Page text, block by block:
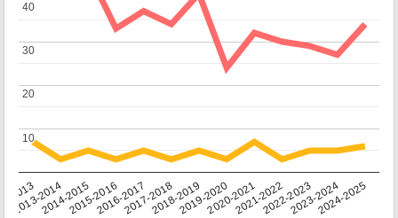
2013
2013-2014
2014-20152015-20162016-20172017-20182018-20192019-20202020-20212021-20222022-20232023-20242024-2025
10
10
20
20
30
30
40
40